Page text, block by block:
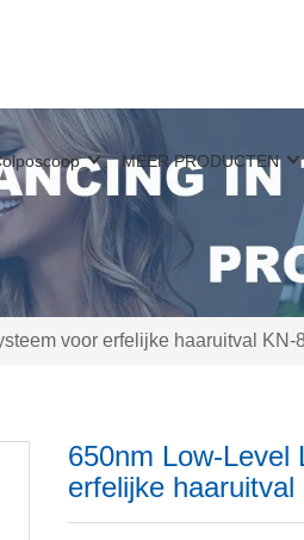
MEER PRODUCTEN
voor erfelijke haaruitval KN-
650nm Low-Level
erfelijke